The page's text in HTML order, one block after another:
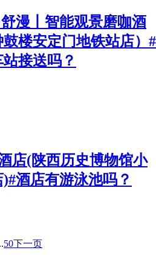
漫丨智能观景磨咖酒
楼安定门地铁站店）#
接送吗？
店(陕西历史博物馆小
酒店有游泳池吗？
50下一页